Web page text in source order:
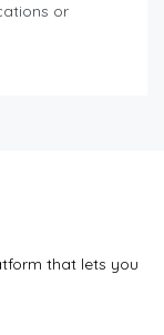
or
that lets you